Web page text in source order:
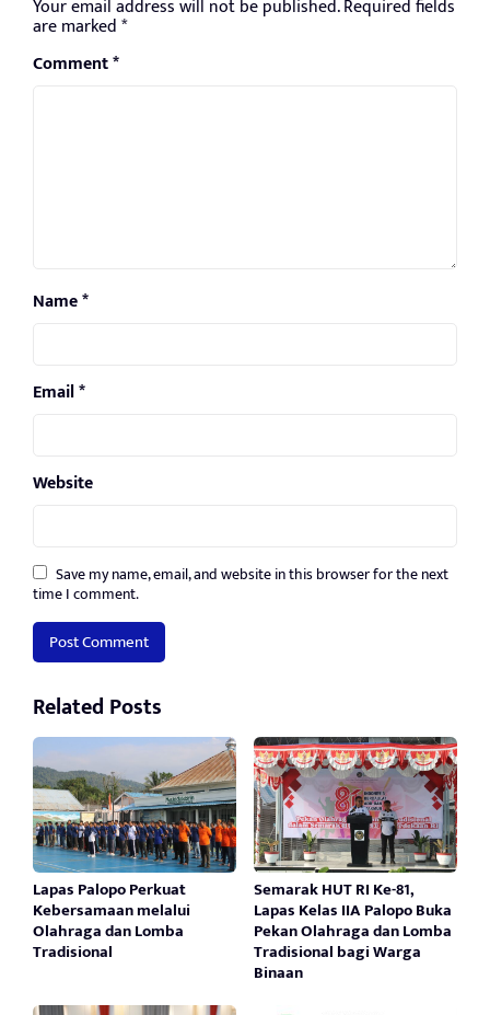
Your email address will not be published.Required fields
are marked*
Comment*
Name*
Email*
Website
Save my name, email, and website in this browser for the next
time I comment.
Related Posts
Lapas Palopo Perkuat
Kebersamaan melalui
Olahraga dan Lomba
Tradisional
Semarak HUT RI Ke-81,
Lapas Kelas IIA Palopo Buka
Pekan Olahraga dan Lomba
Tradisional bagi Warga
Binaan